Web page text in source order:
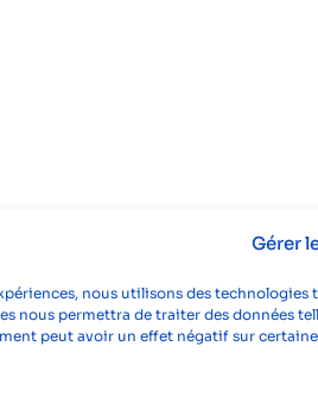
Gérer
nous utilisons des
nous permettra de traiter des données
peut avoir un effet négatif sur